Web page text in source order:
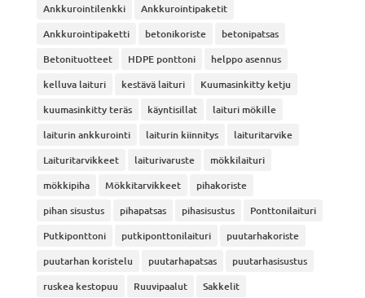
Ankkurointilenkki
Ankkurointipaketit
Ankkurointipaketti
betonikoriste
betonipatsas
Betonituotteet
HDPE ponttoni
helppo asennus
kelluva laituri
kestävä laituri
Kuumasinkitty ketju
kuumasinkitty teräs
käyntisillat
laituri mökille
laiturin ankkurointi
laiturin kiinnitys
laituritarvike
Laituritarvikkeet
laiturivaruste
mökkilaituri
mökkipiha
Mökkitarvikkeet
pihakoriste
pihan sisustus
pihapatsas pihasisustus
Ponttonilaituri
Putkiponttoni
putkiponttonilaituri
puutarhakoriste
puutarhan koristelu
puutarhapatsas
puutarhasisustus
ruskea kestopuu
Ruuvipaalut Sakkelit